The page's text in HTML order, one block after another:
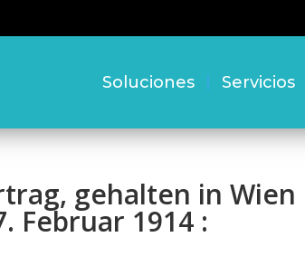
Soluciones Servicios
gehalten in Wien
Februar 1914 :